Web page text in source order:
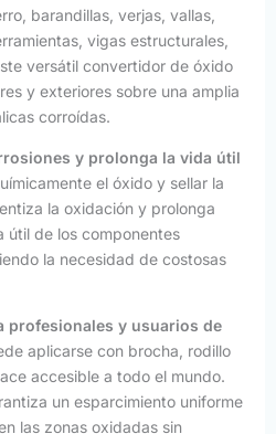
barandillas, verjas, vallas,
vigas estructurales,
versátil convertidor de óxido
y exteriores sobre una amplia
corroídas.
y prolonga la vida útil
el óxido y sellar la
la oxidación y prolonga
útil de los componentes
la necesidad de costosas
profesionales y usuarios de
aplicarse con brocha, rodillo
accesible a todo el mundo.
un esparcimiento uniforme
las zonas oxidadas sin